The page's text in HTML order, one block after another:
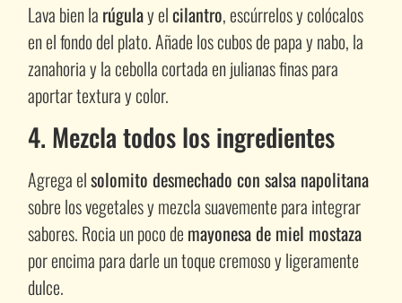
Lava bien la rúgulay elcilantro, escúrrelos y colócalos
en el fondo del plato. Añade los cubos de papa y nabo, la
zanahoria y la cebolla cortada en julianas finas para
aportar textura y color.
4. Mezcla todos los ingredientes
Agrega elsolomito desmechado con salsa napolitana
sobre los vegetales y mezcla suavemente para integrar
sabores. Rocia un poco de mayonesa de miel mostaza
por encima para darle un toque cremoso y ligeramente
dulce.